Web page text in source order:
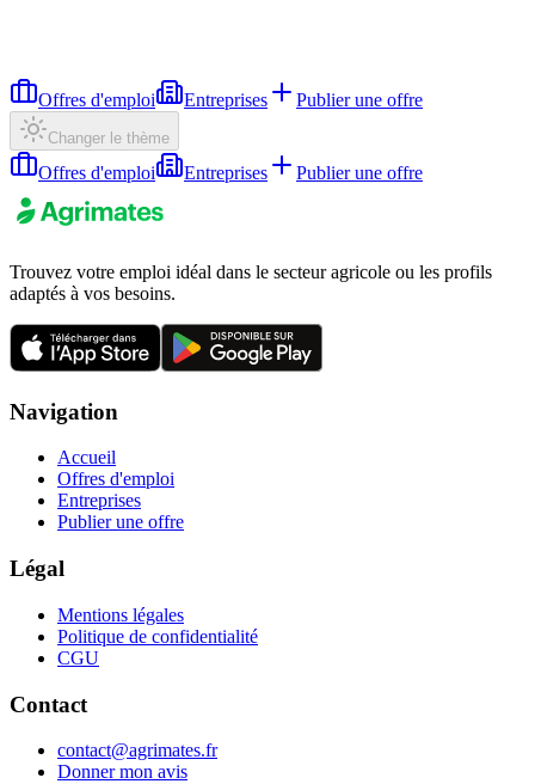
Offres d'emploi Entreprises Publier une offre
Changer le thème
Offres d'emploi Entreprises Publier une offre
Trouvez votre emploi idéal dans le secteur agricole ou les profils
adaptés à vos besoins.
Navigation
Accueil
Offres d'emploi
Entreprises
Publier une offre
Légal
Mentions légales
Politique de confidentialité
CGU
Contact
contact@agrimates.fr
Donner mon avis